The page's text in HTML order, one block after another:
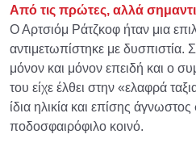
Από τις πρώτες, αλλά
Ο Αρτσιόμ Ράτζκοφ ήταν μια
αντιμετωπίστηκε με δυσπιστία.
μόνον και μόνον επειδή και ο
του είχε έλθει στην «ελαφρά
ίδια ηλικία και επίσης
ποδοσφαιρόφιλο κοινό.